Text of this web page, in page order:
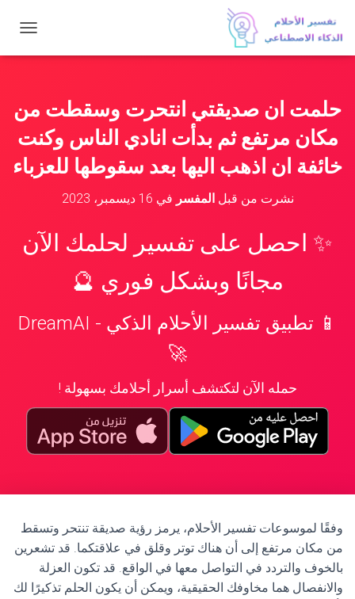
ب
ا
ت
ن
ق
حلمت ان صديقتي انتحرت وسقطت من
مكان مرتفع ثم بدأت انادي الناس وكنت
خائفة ان اذهب اليها بعد سقوطها للعزباء
نشرت من قبلالمفسر في 16 ديسمبر، 2023
✨ احصل على تفسير لحلمك الآن
مجانًا وبشكل فوري 🔮
📱 تطبيق تفسير الأحلام الذكي - DreamAI
🚀
حمله الآن لتكتشف أسرار أحلامك بسهولة !
وفقًا لموسوعات تفسير الأحلام، يرمز رؤية صديقة تنتحر وتسقط
من مكان مرتفع إلى أن هناك توتر وقلق في علاقتكما. قد تشعرين
بالخوف والتردد في التواصل معها في الواقع. قد تكون العزلة
والانفصال هما مخاوفك الحقيقية، ويمكن أن يكون الحلم تذكيرًا لك